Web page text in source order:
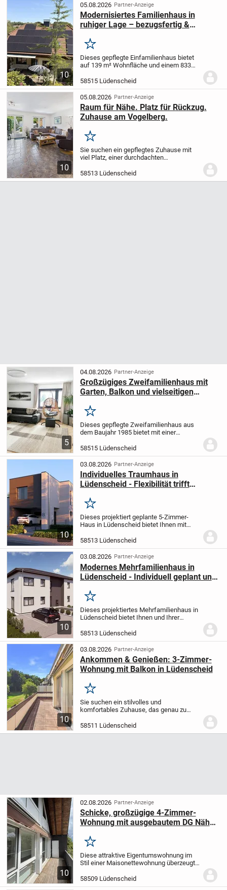
10
05.08.2026 Partner-Anzeige
Modernisiertes Familienhaus in
ruhiger Lage – bezugsfertig &
Merken
Dieses gepflegte Einfamilienhaus bietet
auf 139 m² Wohnfläche und einem 833
Voraussetzungen für Familien, die ein
sofort bezugsfertiges Zuhause in ruhiger
Wohnlage suchen....
58515 Lüdenscheid
10
05.08.2026 Partner-Anzeige
Raum für Nähe. Platz für Rückzug.
Zuhause am Vogelberg.
Merken
Sie suchen ein gepflegtes Zuhause mit
viel Platz, einer durchdachten
das Familienleben wunderbar ergänzt?
Dann sind Sie hier genau richtig!Schon
58513 Lüdenscheid
5
04.08.2026 Partner-Anzeige
Großzügiges Zweifamilienhaus mit
Garten, Balkon und vielseitigen
Merken
Dieses gepflegte Zweifamilienhaus aus
dem Baujahr 1985 bietet mit einer
vielfältige Nutzungsmöglichkeiten. Ob als
großzügiges Einfamilienhaus,
klassisches Zweifamilienh...
58515 Lüdenscheid
10
03.08.2026 Partner-Anzeige
Individuelles Traumhaus in
Lüdenscheid - Flexibilität trifft
Merken
Dieses projektiert geplante 5-Zimmer-
Haus in Lüdenscheid bietet Ihnen mit
großzügigen 820 m² großen Grundstück
viel Raum für Ihre individuellen
Wohnträume. Zwei...
58513 Lüdenscheid
10
03.08.2026 Partner-Anzeige
Modernes Mehrfamilienhaus in
Lüdenscheid - Individuell geplant und
Merken
Dieses projektiertes Mehrfamilienhaus in
Lüdenscheid bietet Ihnen und Ihrer
insgesamt 10 Zimmern, darunter 7
Schlafzimmer, 2 Badezimmer sowie ein
zusätzliches...
58513 Lüdenscheid
10
03.08.2026 Partner-Anzeige
Ankommen & Genießen: 3-Zimmer-
Wohnung mit Balkon in Lüdenscheid
Merken
Sie suchen ein stilvolles und
komfortables Zuhause, das genau zu
84,00 m² große 3-Zimmer-Wohnung im
2.Obergeschoss bietet Dank ihres
58511 Lüdenscheid
10
02.08.2026 Partner-Anzeige
Schicke, großzügige 4-Zimmer-
Wohnung mit ausgebautem DG Nähe
Merken
Diese attraktive Eigentumswohnung im
Stil einer Maisonettewohnung überzeugt
hochwertige Ausstattung und eine
ausgezeichnete Lage in einer der
58509 Lüdenscheid